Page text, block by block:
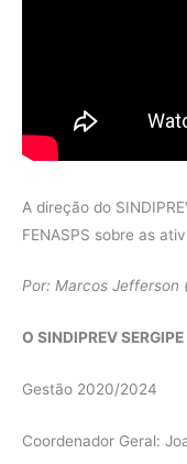
A direção do
FENASPS sobre as
Por: Marcos Jefferson
O SINDIPREV
Gestão 2020/2024
Coordenador Geral: